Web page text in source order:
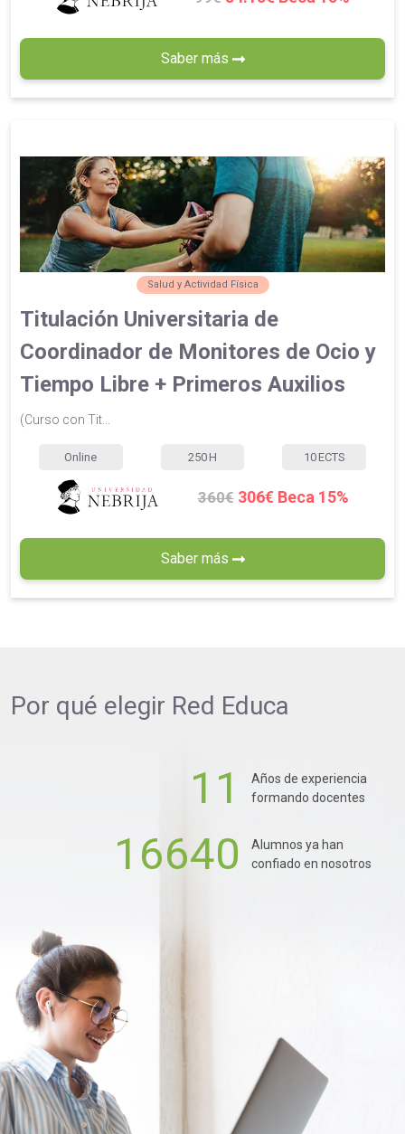
Saber más
Salud y Actividad Física
Titulación Universitaria de
Coordinador de Monitores de Ocio y
Tiempo Libre + Primeros Auxilios
(Curso con Tit...
Online 250 H 10 ECTS
360€ 306€ Beca 15%
Saber más
Por qué elegir Red Educa
11
Años de experiencia
formando docentes
16640
Alumnos ya han
confiado en nosotros